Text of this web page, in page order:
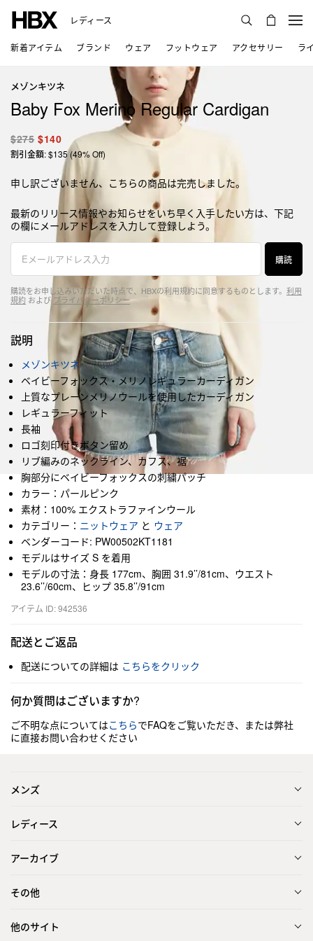
レディース
新着アイテム ブランド ウェア フットウェア アクセサリー ラ
メゾンキツネ
Baby Fox Merino Regular Cardigan
$275 $140
割引金額: $135 (49% Off)
申し訳ございません、こちらの商品は完売しました。
最新のリリース情報やお知らせをいち早く入手したい方は、下記
の欄にメールアドレスを入力して登録しよう。
購読
購読をお申し込みいただいた時点で、HBXの利用規約に同意するものとします。 利用
規約 およびプライバシーポリシー
説明
メゾンキツネ
ベイビーフォックス・メリノレギュラーカーディガン
上質なプレーンメリノウールを使用したカーディガン
レギュラーフィット
長袖
ロゴ刻印付きボタン留め
リブ編みのネックライン、カフス、裾
胸部分にベイビーフォックスの刺繍パッチ
カラー：パールピンク
素材：100% エクストラファインウール
カテゴリー： ニットウェア と ウェア
ベンダーコード: PW00502KT1181
モデルはサイズ S を着用
モデルの寸法：身長 177cm、胸囲 31.9’’/81cm、ウエスト
23.6’’/60cm、ヒップ 35.8’’/91cm
アイテム ID: 942536
配送とご返品
配送についての詳細は こちらをクリック
何か質問はございますか?
ご不明な点についてはこちらでFAQをご覧いただき、または弊社
に直接お問い合わせください
メンズ
レディース
アーカイブ
その他
他のサイト